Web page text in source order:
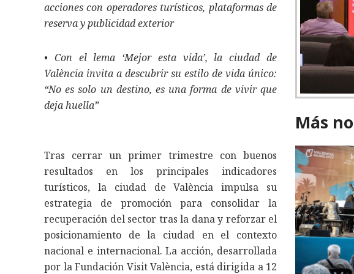
acciones con operadores turísticos, plataformas de
reserva y publicidad exterior
• Con el lema ‘Mejor esta vida’, la ciudad de
València invita a descubrir su estilo de vida único:
“No es solo un destino, es una forma de vivir que
deja huella”
Tras cerrar un primer trimestre con buenos
resultados en los principales indicadores
turísticos, la ciudad de València impulsa su
estrategia de promoción para consolidar la
recuperación del sector tras la dana y reforzar el
posicionamiento de la ciudad en el contexto
nacional e internacional. La acción, desarrollada
por la Fundación Visit València, está dirigida a 12
Más